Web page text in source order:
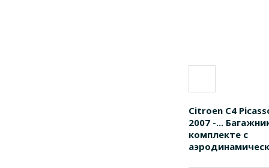
Citroen C4
2007 -...
комплекте с